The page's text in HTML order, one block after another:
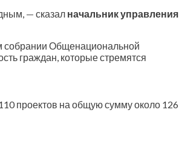
— сказал начальник управления
собрании Общенациональной
граждан, которые стремятся
проектов на общую сумму около 126